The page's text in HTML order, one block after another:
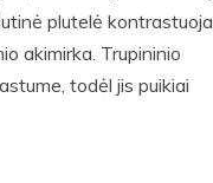
plutelė kontrastuoja
akimirka. Trupininio
todėl jis puikiai